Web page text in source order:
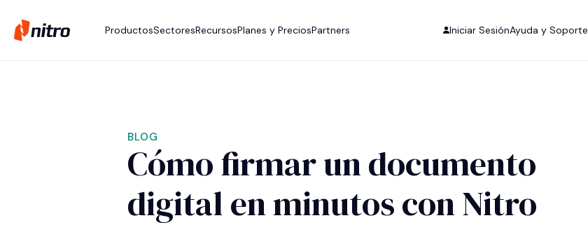
ProductosSectoresRecursosPlanes y PreciosPartners Iniciar SesiónAyuda y Soporte
BLOG
Cómo firmar un documento
digital en minutos con Nitro